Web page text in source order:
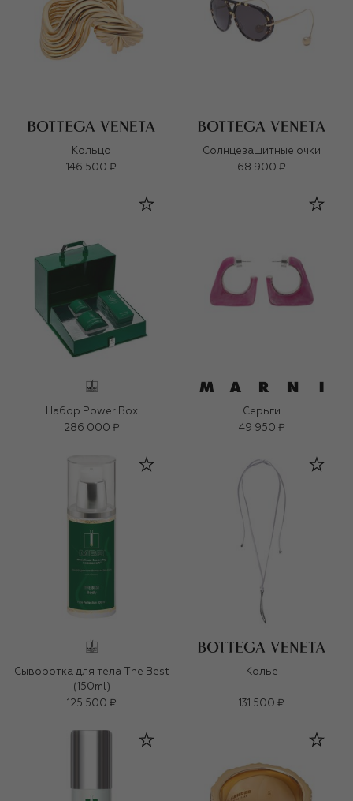
Кольцо
146 500 ₽
Солнцезащитные очки
68 900 ₽
Набор Power Box
286 000 ₽
Серьги
49 950 ₽
Сыворотка для тела The Best
(150ml)
125 500 ₽
Колье
131 500 ₽